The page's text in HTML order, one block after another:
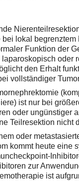
bei lokal
Funktion der
oder
den Erhalt
vollständiger
ist nur bei
oder ungünstiger
Teilresektion nicht
oder
kommt heute eine
zur
ist